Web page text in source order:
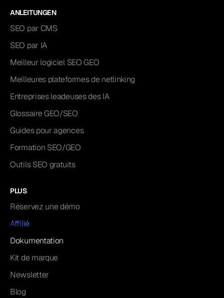
ANLEITUNGEN
SEO par CMS
SEO par IA
Meilleur logiciel SEO GEO
Meilleures plateformes de netlinking
Entreprises leadeuses des IA
Glossaire GEO/SEO
Guides pour agences
Formation SEO/GEO
Outils SEO gratuits
PLUS
Réservez une démo
Affilié
Dokumentation
Kit de marque
Newsletter
Blog